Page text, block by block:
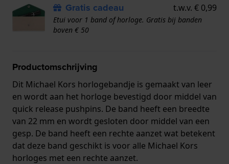
Gratis cadeau t.w.v. € 0,99
Etui voor 1 band of horloge. Gratis bij banden
boven € 50
Productomschrijving
Dit Michael Kors horlogebandje is gemaakt van leer
en wordt aan het horloge bevestigd door middel van
quick release pushpins. De band heeft een breedte
van 22 mm en wordt gesloten door middel van een
gesp. De band heeft een rechte aanzet wat betekent
dat deze band geschikt is voor alle Michael Kors
horloges met een rechte aanzet.